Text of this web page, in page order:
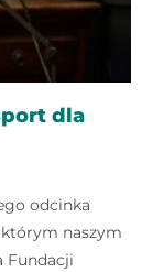
dla
odcinka
którym naszym
Fundacji